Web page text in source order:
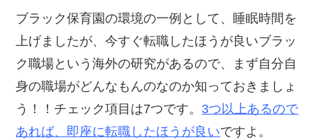
ブラック保育園の環境の一例として、睡眠時間を
上げましたが、今すぐ転職したほうが良いブラッ
ク職場という海外の研究があるので、まず自分自
身の職場がどんなもんのなのか知っておきましょ
う！！チェック項目は7つです。 3つ以上あるので
あれば、即座に転職したほうが良いですよ。